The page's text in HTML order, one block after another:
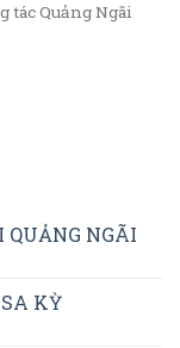
tác Quảng Ngãi
QUẢNG NGÃI
KỲ